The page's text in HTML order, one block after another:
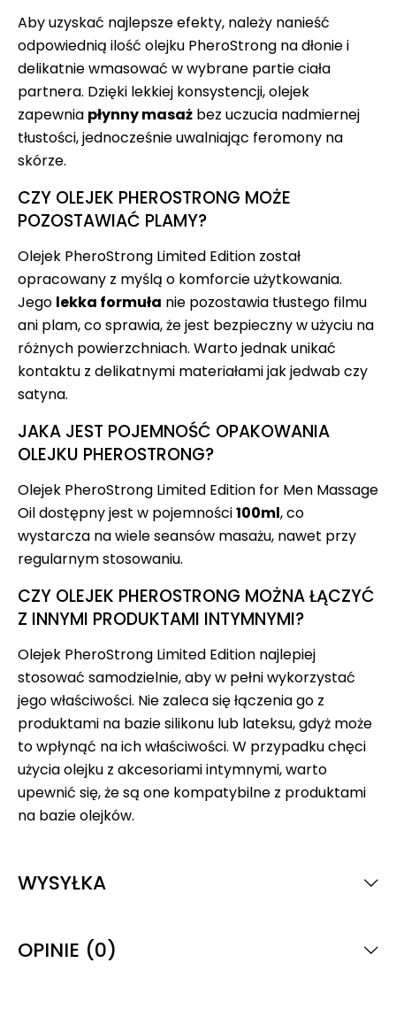
Aby uzyskać najlepsze efekty, należy nanieść
odpowiednią ilość olejku PheroStrong na dłonie i
delikatnie wmasować w wybrane partie ciała
partnera. Dzięki lekkiej konsystencji, olejek
zapewnia płynny masaż bez uczucia nadmiernej
tłustości, jednocześnie uwalniając feromony na
skórze.
CZY OLEJEK PHEROSTRONG MOŻE
POZOSTAWIAĆ PLAMY?
Olejek PheroStrong Limited Edition został
opracowany z myślą o komforcie użytkowania.
Jego lekka formuła nie pozostawia tłustego filmu
ani plam, co sprawia, że jest bezpieczny w użyciu na
różnych powierzchniach. Warto jednak unikać
kontaktu z delikatnymi materiałami jak jedwab czy
satyna.
JAKA JEST POJEMNOŚĆ OPAKOWANIA
OLEJKU PHEROSTRONG?
Olejek PheroStrong Limited Edition for Men Massage
Oil dostępny jest w pojemności100ml, co
wystarcza na wiele seansów masażu, nawet przy
regularnym stosowaniu.
CZY OLEJEK PHEROSTRONG MOŻNA ŁĄCZYĆ
Z INNYMI PRODUKTAMI INTYMNYMI?
Olejek PheroStrong Limited Edition najlepiej
stosować samodzielnie, aby w pełni wykorzystać
jego właściwości. Nie zaleca się łączenia go z
produktami na bazie silikonu lub lateksu, gdyż może
to wpłynąć na ich właściwości. W przypadku chęci
użycia olejku z akcesoriami intymnymi, warto
upewnić się, że są one kompatybilne z produktami
na bazie olejków.
WYSYŁKA
OPINIE (0)